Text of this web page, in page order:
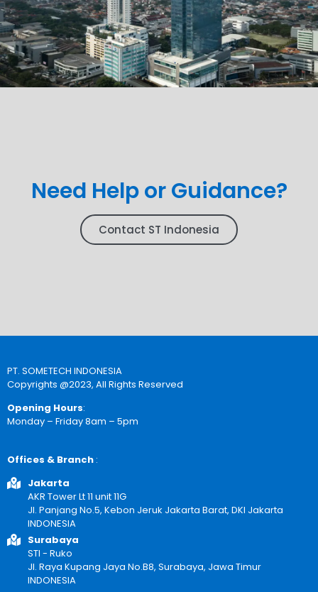
Need Help or Guidance?
Contact ST Indonesia
PT. SOMETECH INDONESIA
Copyrights @2023, All Rights Reserved
Opening Hours:
Monday – Friday 8am – 5pm
Offices & Branch :
Jakarta
AKR Tower Lt 11 unit 11G
Jl. Panjang No.5, Kebon Jeruk Jakarta Barat, DKI Jakarta
INDONESIA
Surabaya
STI - Ruko
Jl. Raya Kupang Jaya No.B8, Surabaya, Jawa Timur
INDONESIA